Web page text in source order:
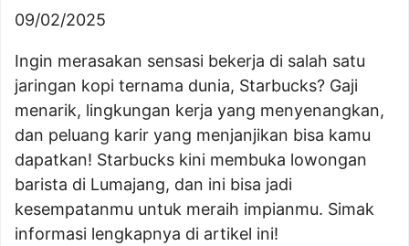
09/02/2025
Ingin merasakan sensasi bekerja di salah satu
jaringan kopi ternama dunia, Starbucks? Gaji
menarik, lingkungan kerja yang menyenangkan,
dan peluang karir yang menjanjikan bisa kamu
dapatkan! Starbucks kini membuka lowongan
barista di Lumajang, dan ini bisa jadi
kesempatanmu untuk meraih impianmu. Simak
informasi lengkapnya di artikel ini!